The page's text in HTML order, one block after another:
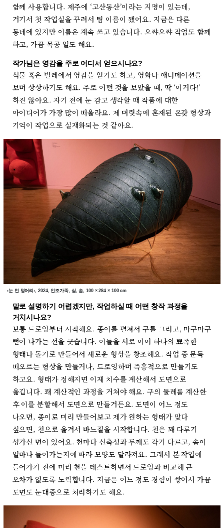
함께 사용합니다. 제주에 ‘고산동산’이라는 지명이 있는데,
거기서 첫 작업실을 꾸려서 팀 이름이 됐어요. 지금은 다른
동네에 있지만 이름은 계속 쓰고 있습니다. 으쌰으쌰 작업도 함께
하고, 가끔 목공 일도 해요.
작가님은 영감을 주로 어디서 얻으시나요?
식물 혹은 벌레에서 영감을 얻기도 하고, 영화나 애니메이션을
보며 상상하기도 해요. 주로 어떤 것을 보았을 때, 딱 ‘이거다!’
하진 않아요. 자기 전에 눈 감고 생각할 때 작품에 대한
아이디어가 가장 많이 떠올라요. 제 머릿속에 혼재된 온갖 형상과
기억이 작업으로 실재화되는 것 같아요.
‹눈 먼 덩어리›, 2024, 인조가죽, 실, 솜, 100 × 284 × 100 cm
말로 설명하기 어렵겠지만, 작업하실 때 어떤 창작 과정을
거치시나요?
보통 드로잉부터 시작해요. 종이를 펼쳐서 구를 그리고, 마구마구
뻗어 나가는 선을 긋습니다. 이들을 서로 이어 하나의 뾰족한
형태나 돌기로 만들어서 새로운 형상을 창조해요. 작업 중 문득
떠오르는 형상을 만들거나, 드로잉하며 즉흥적으로 만들기도
하고요. 형태가 정해지면 이제 치수를 계산해서 도면으로
옮깁니다. 꽤 계산적인 과정을 거쳐야 해요. 구의 둘레를 계산한
후 이를 분할해서 도면으로 만들거든요. 도면이 어느 정도
나오면, 종이로 미리 만들어보고 제가 원하는 형태가 맞다
싶으면, 천으로 옮겨서 바느질을 시작합니다. 천은 꽤 다루기
성가신 면이 있어요. 천마다 신축성과 두께도 각기 다르고, 솜이
얼마나 들어가는지에 따라 모양도 달라져요. 그래서 본 작업에
들어가기 전에 미리 천을 테스트하면서 드로잉과 비교해 큰
오차가 없도록 노력합니다. 지금은 어느 정도 경험이 쌓여서 가끔
도면도 눈대중으로 처리하기도 해요.